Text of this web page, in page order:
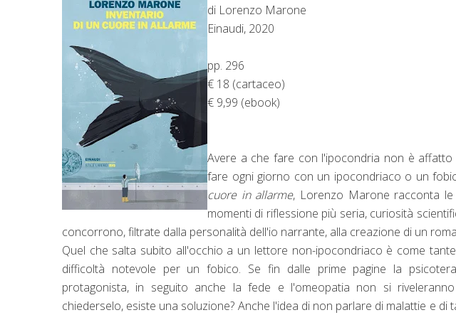
di Lorenzo Marone
Einaudi, 2020
pp. 296
€ 18 (cartaceo)
€ 9,99 (ebook)
Avere a che fare con l'ipocondria non è
fare ogni giorno con un ipocondriaco o un
cuore in allarme, Lorenzo Marone racconta le
momenti di riflessione più seria, curiosità
concorrono, filtrate dalla personalità dell'io narrante, alla creazione di un
Quel che salta subito all'occhio a un lettore non-ipocondriaco è come
difficoltà notevole per un fobico. Se fin dalle prime pagine la
protagonista, in seguito anche la fede e l'omeopatia non si
chiederselo, esiste una soluzione? Anche l'idea di non parlare di malattie e